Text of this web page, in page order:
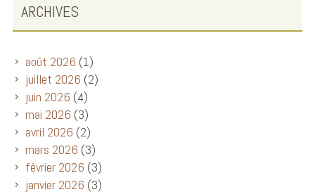
ARCHIVES
août 2026 (1)
juillet 2026 (2)
juin 2026 (4)
mai 2026 (3)
avril 2026 (2)
mars 2026 (3)
février 2026 (3)
janvier 2026 (3)